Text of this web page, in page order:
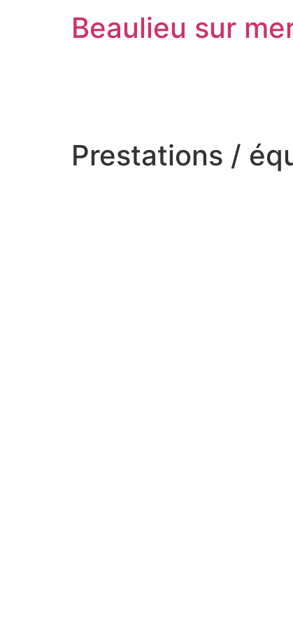
Beaulieu sur
Prestations /